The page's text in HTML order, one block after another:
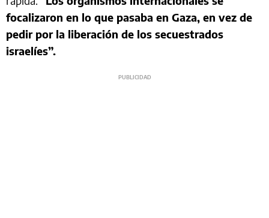
focalizaron en lo que pasaba en Gaza, en vez de
pedir por la liberación de los secuestrados
israelíes”.